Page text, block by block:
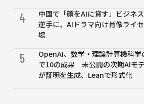
4
中国で「顔をAIに貸す」ビジネ
逆手に、AIドラマ向け肖像ライ
場
5
OpenAI、数学・理論計算機科学
で10の成果 未公開の次期AIモ
が証明を生成、Leanで形式化